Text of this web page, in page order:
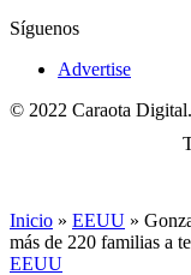
Síguenos
Advertise
© 2022 Caraota
Inicio » EEUU »
más de 220 familias a
EEUU